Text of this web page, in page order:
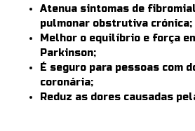
Atenua sintomas de
pulmonar obstrutiva crónica;
Melhor o equilíbrio e força
Parkinson;
É seguro para pessoas com
coronária;
Reduz as dores causadas